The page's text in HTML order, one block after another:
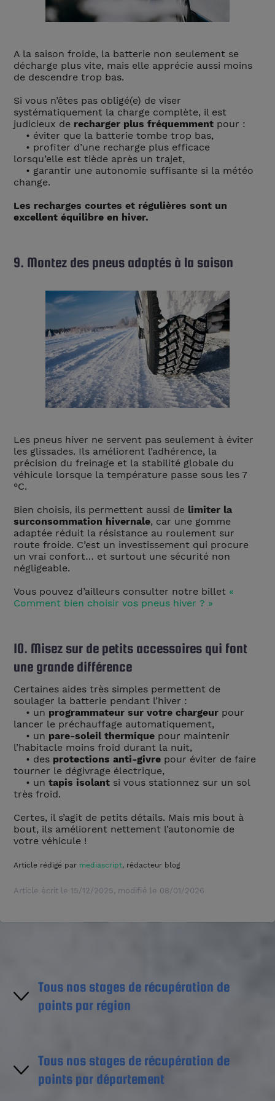
A la saison froide, la batterie non seulement se
décharge plus vite, mais elle apprécie aussi moins
de descendre trop bas.
Si vous n’êtes pas obligé(e) de viser
systématiquement la charge complète, il est
judicieux de recharger plus fréquemment pour :
• éviter que la batterie tombe trop bas,
• profiter d’une recharge plus efficace
lorsqu’elle est tiède après un trajet,
• garantir une autonomie suffisante si la météo
change.
Les recharges courtes et régulières sont un
excellent équilibre en hiver.
9. Montez des pneus adaptés à la saison
Les pneus hiver ne servent pas seulement à éviter
les glissades. Ils améliorent l’adhérence, la
précision du freinage et la stabilité globale du
véhicule lorsque la température passe sous les 7
°C.
Bien choisis, ils permettent aussi de limiter la
surconsommation hivernale, car une gomme
adaptée réduit la résistance au roulement sur
route froide. C’est un investissement qui procure
un vrai confort… et surtout une sécurité non
négligeable.
Vous pouvez d’ailleurs consulter notre billet «
Comment bien choisir vos pneus hiver ? »
10. Misez sur de petits accessoires qui font
une grande différence
Certaines aides très simples permettent de
soulager la batterie pendant l’hiver :
• un programmateur sur votre chargeur pour
lancer le préchauffage automatiquement,
• un pare-soleil thermique pour maintenir
l’habitacle moins froid durant la nuit,
• des protections anti-givre pour éviter de faire
tourner le dégivrage électrique,
• untapis isolant si vous stationnez sur un sol
très froid.
Certes, il s’agit de petits détails. Mais mis bout à
bout, ils améliorent nettement l’autonomie de
votre véhicule !
Article rédigé par mediascript, rédacteur blog
Article écrit le 15/12/2025, modifié le 08/01/2026
Tous nos stages de récupération de
points par région
Région Centre-Val de Loire
Tous nos stages de récupération de
points par département